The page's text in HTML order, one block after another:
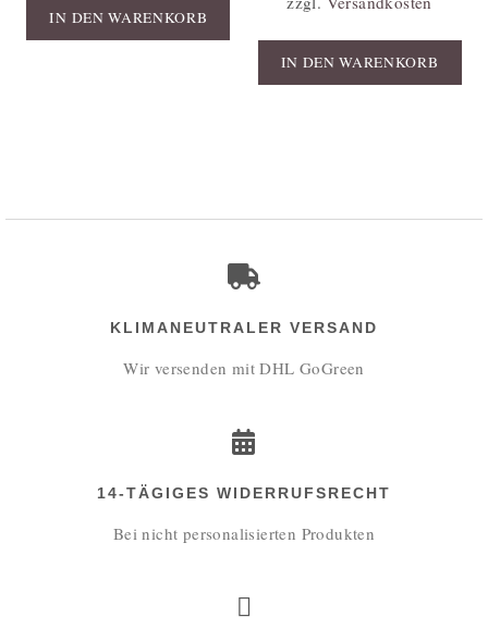
IN DEN WARENKORB
IN DEN WARENKORB
KLIMANEUTRALER VERSAND
Wir versenden mit DHL GoGreen
14-TÄGIGES WIDERRUFSRECHT
Bei nicht personalisierten Produkten